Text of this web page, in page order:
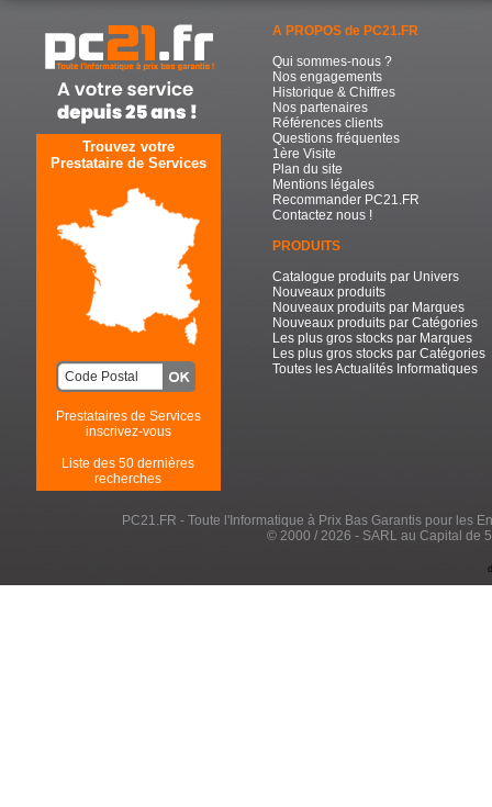
Trouvez votre
Prestataire de Services
Prestataires de Services
inscrivez-vous
Liste des 50 dernières
recherches
A PROPOS de PC21.FR
Qui sommes-nous ?
Nos engagements
Historique & Chiffres
Nos partenaires
Références clients
Questions fréquentes
1ère Visite
Plan du site
Mentions légales
Recommander PC21.FR
Contactez nous !
PRODUITS
Catalogue produits par Univers
Nouveaux produits
Nouveaux produits par Marques
Nouveaux produits par Catégories
Les plus gros stocks par Marques
Les plus gros stocks par Catégories
Toutes les Actualités Informatiques
PC21.FR - Toute l'Informatique à Prix Bas Garantis pour les
© 2000 / 2026 - SARL au Capital de